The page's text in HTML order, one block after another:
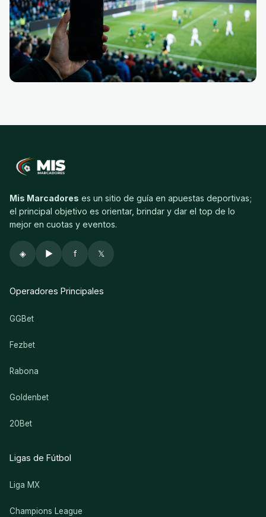
Mis Marcadores es un sitio de guía en apuestas deportivas;
el principal objetivo es orientar, brindar y dar el top de lo
mejor en cuotas y eventos.
◈ ▶ f 𝕏
Operadores Principales
GGBet
Fezbet
Rabona
Goldenbet
20Bet
Ligas de Fútbol
Liga MX
Champions League